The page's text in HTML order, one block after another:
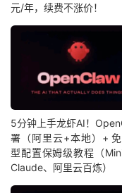
元/年，续费不涨价！
5分钟上手龙虾AI！
署（阿里云+本地）+
型配置保姆级教程（
Claude、阿里云百炼）